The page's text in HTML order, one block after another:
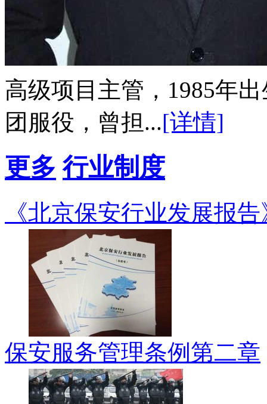
高级项目主管，1985年
团服役，曾担...[详情]
更多 行业制度
《北京保安行业发展报
保安服务管理条例第二章